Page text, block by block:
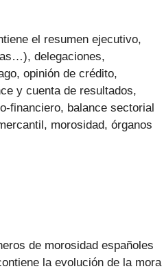
el resumen ejecutivo,
delegaciones,
opinión de crédito,
y cuenta de resultados,
financiero, balance sectorial
morosidad, órganos
de morosidad españoles
la evolución de la mora